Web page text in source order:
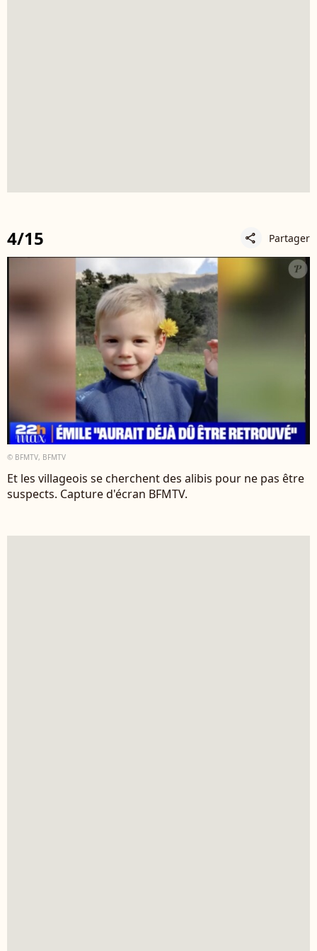
4/15 share Partager
© BFMTV, BFMTV
Et les villageois se cherchent des alibis pour ne pas être
suspects. Capture d'écran BFMTV.